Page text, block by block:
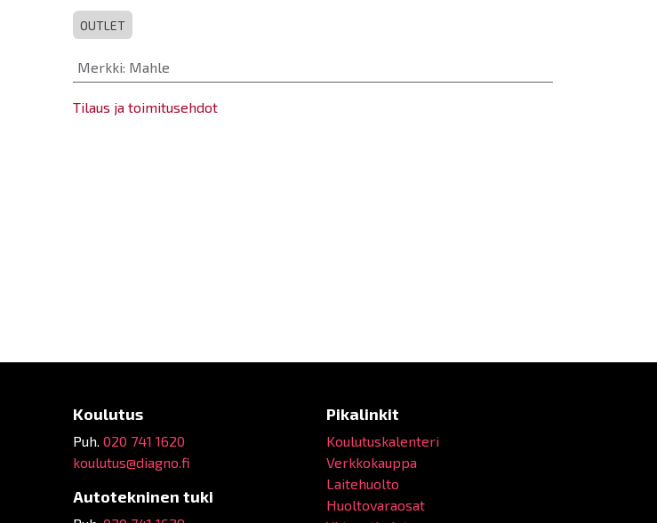
OUTLET
Merkki: Mahle
Tilaus ja toimitusehdot
Koulutus
Puh. 020 741 1620
koulutus@diagno.fi
Autotekninen tuki
Pikalinkit
Koulutuskalenteri
Verkkokauppa
Laitehuolto
Huoltovaraosat